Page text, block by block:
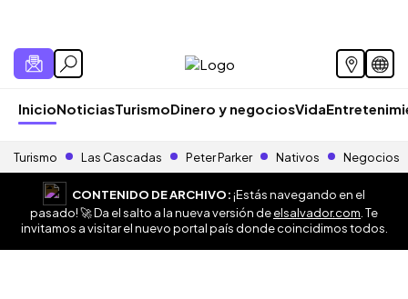
InicioNoticiasTurismoDinero y negociosVida
Turismo Las Cascadas Peter Parker Nativos Negocios
CONTENIDO DE ARCHIVO:¡Estás navegando en el
pasado! 🚀 Da el salto a la nueva versión deelsalvador.com . Te
invitamos a visitar el nuevo portal país donde coincidimos todos.